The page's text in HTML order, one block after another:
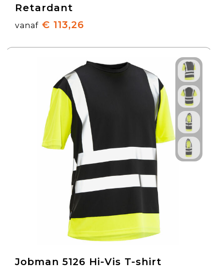
Retardant
vanaf € 113,26
Jobman 5126 Hi-Vis T-shirt